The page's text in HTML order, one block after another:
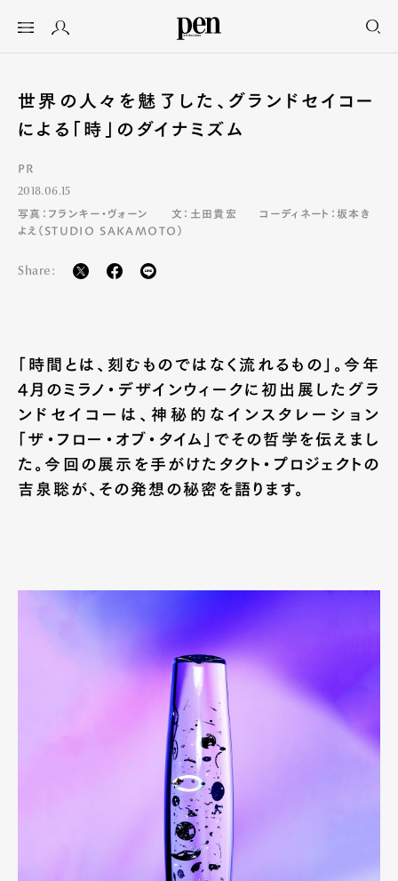
世界の人々を魅了した、グランドセイコー
による「時」のダイナミズム
PR
2018.06.15
写真：フランキー・ヴォーン
文：土田貴宏
コーディネート：坂本き
よえ（STUDIO SAKAMOTO）
Share:
「時間とは、刻むものではなく流れるもの」。今年
4月のミラノ・デザインウィークに初出展したグラ
ンドセイコーは、神秘的なインスタレーション
「ザ・フロー・オブ・タイム」でその哲学を伝えまし
た。今回の展示を手がけたタクト・プロジェクトの
吉泉聡が、その発想の秘密を語ります。